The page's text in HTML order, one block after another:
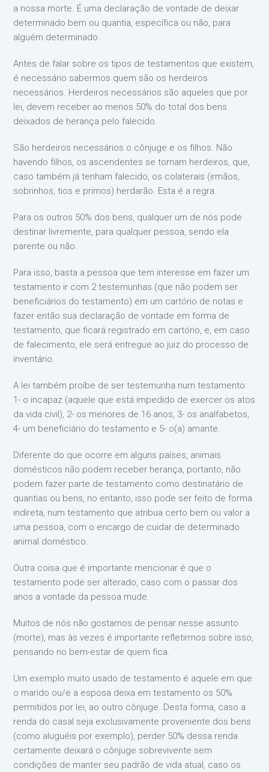
a nossa morte. É uma declaração de vontade de deixar
determinado bem ou quantia, específica ou não, para
alguém determinado.
Antes de falar sobre os tipos de testamentos que existem,
é necessário sabermos quem são os herdeiros
necessários. Herdeiros necessários são aqueles que por
lei, devem receber ao menos 50% do total dos bens
deixados de herança pelo falecido.
São herdeiros necessários o cônjuge e os filhos. Não
havendo filhos, os ascendentes se tornam herdeiros, que,
caso também já tenham falecido, os colaterais (irmãos,
sobrinhos, tios e primos) herdarão. Esta é a regra.
Para os outros 50% dos bens, qualquer um de nós pode
destinar livremente, para qualquer pessoa, sendo ela
parente ou não.
Para isso, basta a pessoa que tem interesse em fazer um
testamento ir com 2 testemunhas (que não podem ser
beneficiários do testamento) em um cartório de notas e
fazer então sua declaração de vontade em forma de
testamento, que ficará registrado em cartório, e, em caso
de falecimento, ele será entregue ao juiz do processo de
inventário.
A lei também proíbe de ser testemunha num testamento:
1- o incapaz (aquele que está impedido de exercer os atos
da vida civil), 2- os menores de 16 anos, 3- os analfabetos,
4- um beneficiário do testamento e 5- o(a) amante.
Diferente do que ocorre em alguns países, animais
domésticos não podem receber herança, portanto, não
podem fazer parte de testamento como destinatário de
quantias ou bens, no entanto, isso pode ser feito de forma
indireta, num testamento que atribua certo bem ou valor a
uma pessoa, com o encargo de cuidar de determinado
animal doméstico.
Outra coisa que é importante mencionar é que o
testamento pode ser alterado, caso com o passar dos
anos a vontade da pessoa mude.
Muitos de nós não gostamos de pensar nesse assunto
(morte), mas às vezes é importante refletirmos sobre isso,
pensando no bem-estar de quem fica.
Um exemplo muito usado de testamento é aquele em que
o marido ou/e a esposa deixa em testamento os 50%
permitidos por lei, ao outro cônjuge. Desta forma, caso a
renda do casal seja exclusivamente proveniente dos bens
(como aluguéis por exemplo), perder 50% dessa renda
certamente deixará o cônjuge sobrevivente sem
condições de manter seu padrão de vida atual, caso os